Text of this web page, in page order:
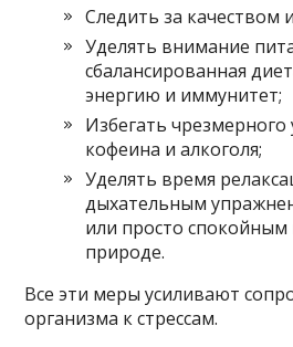
Следить за качеством
Уделять внимание
сбалансированная
энергию и иммунитет;
Избегать чрезмерного
кофеина и алкоголя;
Уделять время
дыхательным
или просто спокойным
природе.
Все эти меры усиливают
организма к стрессам.